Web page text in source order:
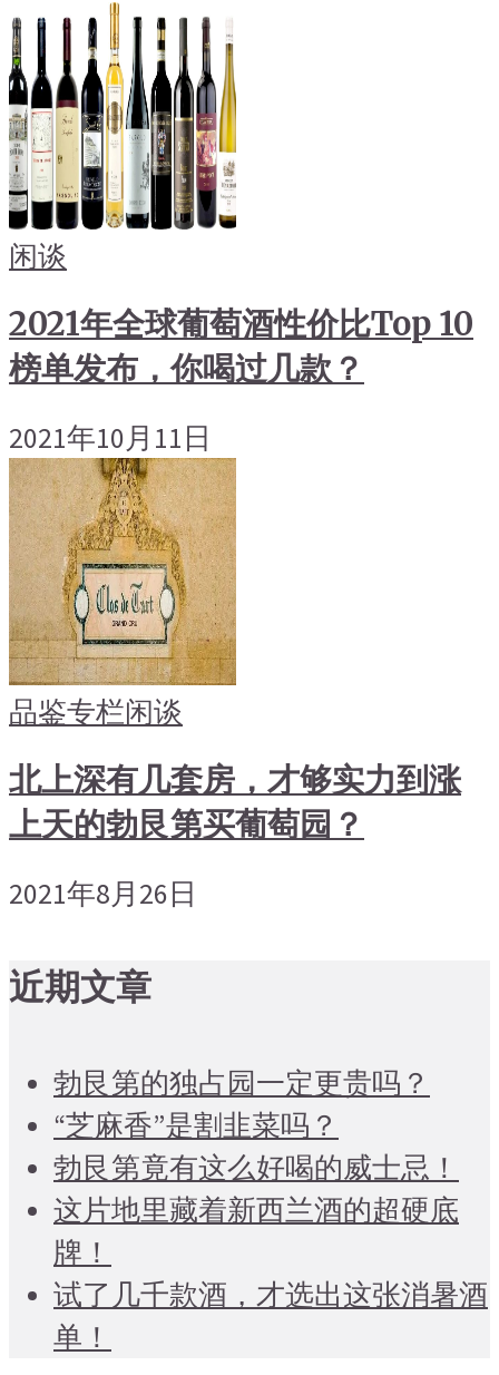
闲谈
2021年全球葡萄酒性价比Top 10
榜单发布，你喝过几款？
2021年10月11日
品鉴专栏闲谈
北上深有几套房，才够实力到涨
上天的勃艮第买葡萄园？
2021年8月26日
近期文章
勃艮第的独占园一定更贵吗？
“芝麻香”是割韭菜吗？
勃艮第竟有这么好喝的威士忌！
这片地里藏着新西兰酒的超硬底
牌！
试了几千款酒，才选出这张消暑酒
单！